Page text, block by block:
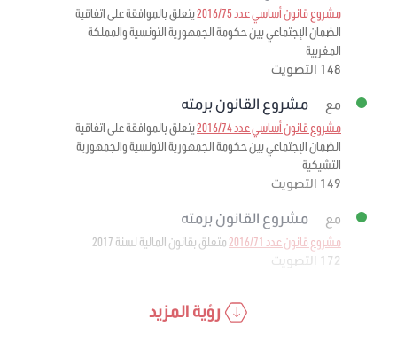
مشروع قانون أساسي عدد 2016/75
يتعلق بالموافقة على اتفاقية
الضمان الإجتماعي بين حكومة الجمهورية التونسية والمملكة
المغربية
148 التصويت
مع مشروع القانون برمته
مشروع قانون أساسي عدد 2016/74
يتعلق بالموافقة على اتفاقية
الضمان الإجتماعي بين حكومة الجمهورية التونسية والجمهورية
التشيكية
149 التصويت
مع مشروع القانون برمته
مشروع قانون عدد 2016/71
متعلق بقانون المالية لسنة 2017
172 التصويت
رؤية المزيد